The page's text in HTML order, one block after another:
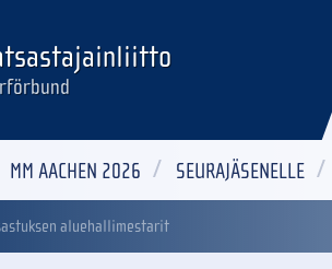
MM AACHEN 2026 SEURAJÄSENELLE
aluehallimestarit